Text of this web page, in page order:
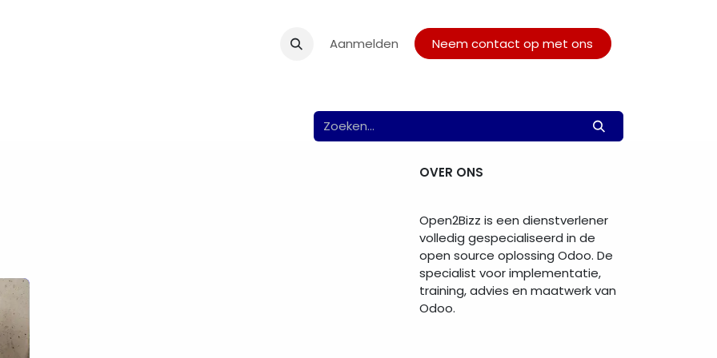
Evenementen Actueel Werken Bij Vacatures
Aanmelden Neem contact op met ons
OVER ONS
Open2Bizz is een dienstverlener
volledig gespecialiseerd in de
open source oplossing Odoo. De
specialist voor implementatie,
training, advies en maatwerk van
Odoo.